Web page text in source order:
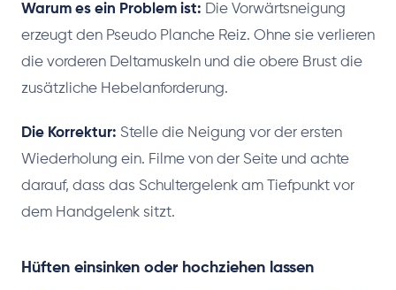
Warum es ein Problem ist: Die Vorwärtsneigung
erzeugt den Pseudo Planche Reiz. Ohne sie verlieren
die vorderen Deltamuskeln und die obere Brust die
zusätzliche Hebelanforderung.
Die Korrektur: Stelle die Neigung vor der ersten
Wiederholung ein. Filme von der Seite und achte
darauf, dass das Schultergelenk am Tiefpunkt vor
dem Handgelenk sitzt.
Hüften einsinken oder hochziehen lassen